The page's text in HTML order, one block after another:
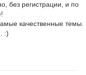
без регистрации, и по
качественные темы.
:)